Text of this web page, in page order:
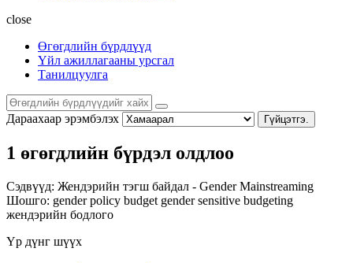
close
Өгөгдлийн бүрдлүүд
Үйл ажиллагааны урсгал
Танилцуулга
Дараахаар эрэмбэлэх Гүйцэтгэ.
1 өгөгдлийн бүрдэл олдлоо
Сэдвүүд: Жендэрийн тэгш байдал - Gender Mainstreaming
Шошго: gender policy budget gender sensitive budgeting
жендэрийн бодлого
Үр дүнг шүүх